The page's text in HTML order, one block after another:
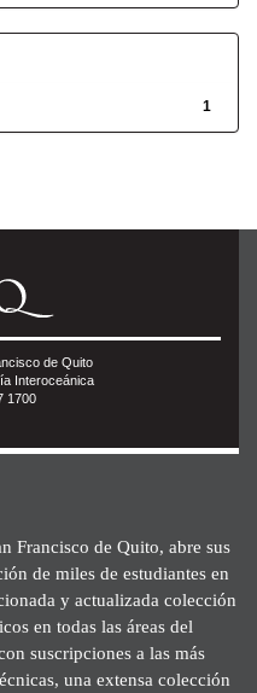
1
de Quito
Interoceánica
1700
Francisco de Quito, abre sus
de miles de estudiantes en
y actualizada colección
en todas las áreas del
suscripciones a las más
una extensa colección